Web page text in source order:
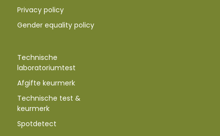
Privacy policy
Gender equality policy
Technische
laboratoriumtest
Afgifte keurmerk
Technische test &
keurmerk
Spotdetect